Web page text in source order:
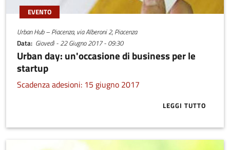
EVENTO
Urban Hub – Piacenza, via Alberoni 2, Piacenza
Data Giovedì - 22 Giugno 2017 - 09:30
Urban day: un'occasione di business per le
startup
Scadenza adesioni: 15 giugno 2017
LEGGI TUTTO
ABOUT